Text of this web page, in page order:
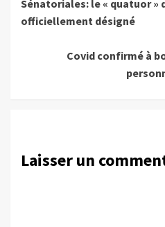
Reading
Sénatoriales: le « quatuor »
officiellement désigné
Covid confirmé à
Laisser un